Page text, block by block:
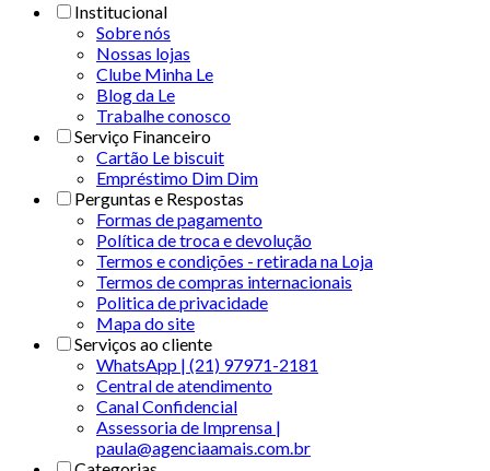
Institucional
Sobre nós
Nossas lojas
Clube Minha Le
Blog da Le
Trabalhe conosco
Serviço Financeiro
Cartão Le biscuit
Empréstimo Dim Dim
Perguntas e Respostas
Formas de pagamento
Política de troca e devolução
Termos e condições - retirada na Loja
Termos de compras internacionais
Politica de privacidade
Mapa do site
Serviços ao cliente
WhatsApp | (21) 97971-2181
Central de atendimento
Canal Confidencial
Assessoria de Imprensa |
paula@agenciaamais.com.br